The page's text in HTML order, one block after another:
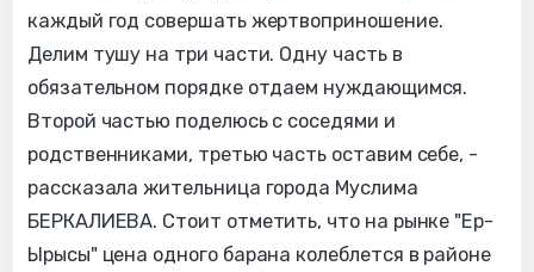
каждый год совершать жертвоприношение.
Делим тушу на три части. Одну часть в
обязательном порядке отдаем нуждающимся.
Второй частью поделюсь с соседями и
родственниками, третью часть оставим себе, -
рассказала жительница города Муслима
БЕРКАЛИЕВА. Стоит отметить, что на рынке "Ер-
Ырысы" цена одного барана колеблется в районе